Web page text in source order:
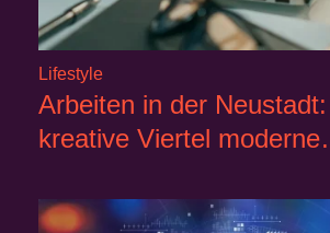
Lifestyle
Arbeiten in der
kreative Viertel